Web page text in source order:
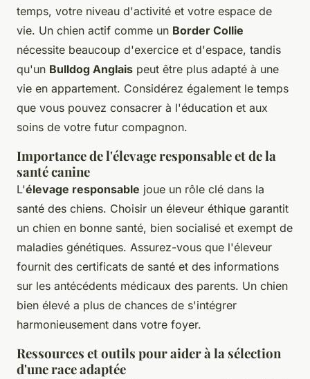
temps, votre niveau d'activité et votre espace de
vie. Un chien actif comme un Border Collie
nécessite beaucoup d'exercice et d'espace, tandis
qu'un Bulldog Anglais peut être plus adapté à une
vie en appartement. Considérez également le temps
que vous pouvez consacrer à l'éducation et aux
soins de votre futur compagnon.
Importance de l'élevage responsable et de la
santé canine
L'élevage responsable joue un rôle clé dans la
santé des chiens. Choisir un éleveur éthique garantit
un chien en bonne santé, bien socialisé et exempt de
maladies génétiques. Assurez-vous que l'éleveur
fournit des certificats de santé et des informations
sur les antécédents médicaux des parents. Un chien
bien élevé a plus de chances de s'intégrer
harmonieusement dans votre foyer.
Ressources et outils pour aider à la sélection
d'une race adaptée